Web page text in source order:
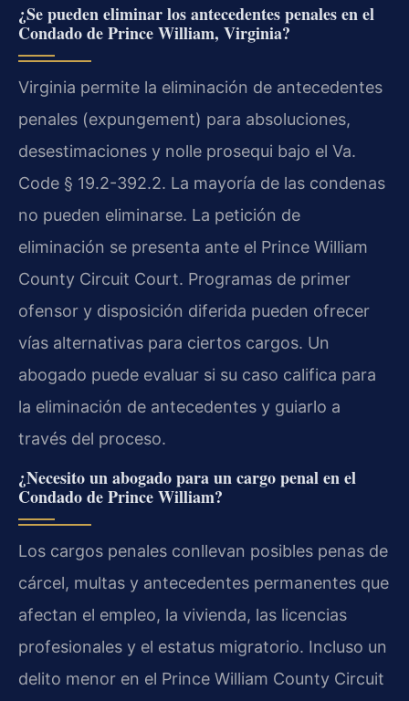
¿Se pueden eliminar los antecedentes penales en el
Condado de Prince William, Virginia?
Virginia permite la eliminación de antecedentes
penales (expungement) para absoluciones,
desestimaciones y nolle prosequi bajo el Va.
Code § 19.2-392.2. La mayoría de las condenas
no pueden eliminarse. La petición de
eliminación se presenta ante el Prince William
County Circuit Court. Programas de primer
ofensor y disposición diferida pueden ofrecer
vías alternativas para ciertos cargos. Un
abogado puede evaluar si su caso califica para
la eliminación de antecedentes y guiarlo a
través del proceso.
¿Necesito un abogado para un cargo penal en el
Condado de Prince William?
Los cargos penales conllevan posibles penas de
cárcel, multas y antecedentes permanentes que
afectan el empleo, la vivienda, las licencias
profesionales y el estatus migratorio. Incluso un
delito menor en el Prince William County Circuit